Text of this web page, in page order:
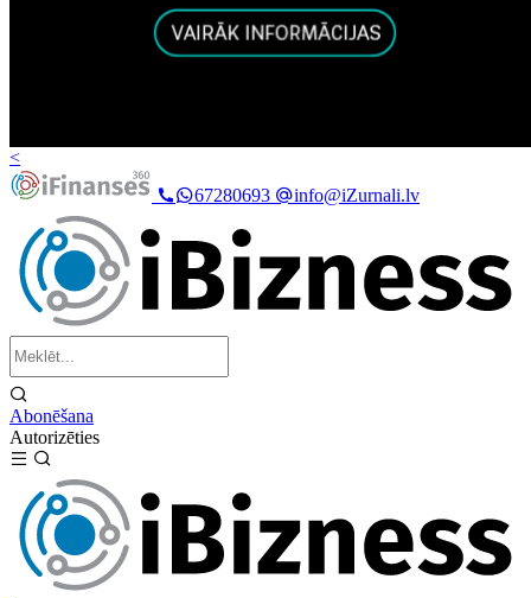
<
67280693
info@iZurnali.lv
Abonēšana
Autorizēties